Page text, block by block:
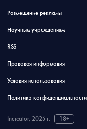
Размещение рекламы
Научным учреждениям
RSS
Правовая информация
Условия использования
Политика конфиденциальности
Indicator, 2026 г.
18+